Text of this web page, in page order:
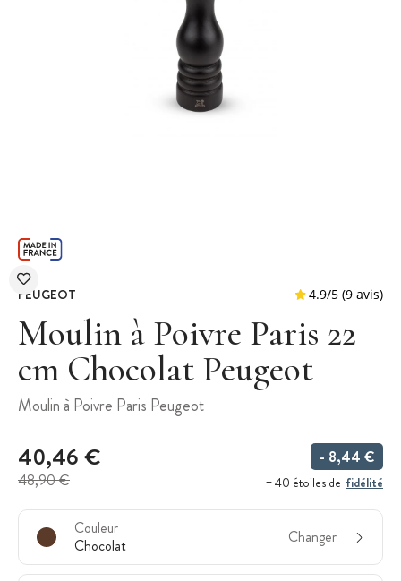
PEUGEOT
Moulin à Poivre Paris 22
cm Chocolat Peugeot
Moulin à Poivre Paris Peugeot
40,46 €
48,90 €
- 8,44 €
+ 40 étoiles de fidélité
Couleur
Chocolat
Changer